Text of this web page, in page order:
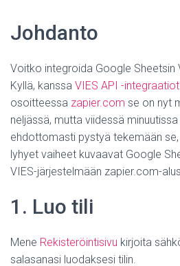
Johdanto
Voitko integroida Google Sheetsin
Kyllä, kanssa VIES API -integraatiot
osoitteessa zapier.com se on nyt
neljässä, mutta viidessä
ehdottomasti pystyä tekemään
lyhyet vaiheet kuvaavat Google
VIES-järjestelmään zapier.com-
1. Luo tili
Mene Rekisteröintisivu kirjoita
salasanasi luodaksesi tilin.